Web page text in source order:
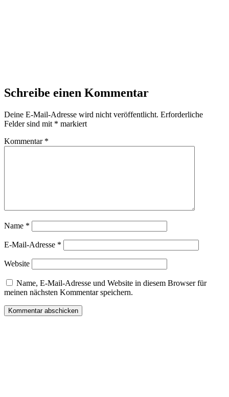
Schreibe einen Kommentar
Deine E-Mail-Adresse wird nicht veröffentlicht. Erforderliche
Felder sind mit * markiert
Kommentar *
Name *
E-Mail-Adresse *
Website
Name, E-Mail-Adresse und Website in diesem Browser für
meinen nächsten Kommentar speichern.